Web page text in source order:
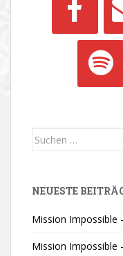
Suchen
NEUESTE
Mission Impossible
Mission Impossible